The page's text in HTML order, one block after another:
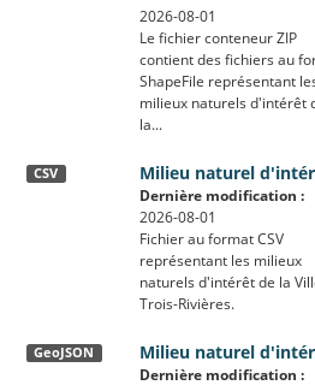
2026-08-01
Le fichier conteneur ZIP
contient des fichiers au
ShapeFile représentant
milieux naturels d'intérêt
la...
Milieu naturel
CSV
Dernière modification :
2026-08-01
Fichier au format CSV
représentant les milieux
naturels d'intérêt de la
Trois-Rivières.
Milieu naturel
GeoJSON
Dernière modification :